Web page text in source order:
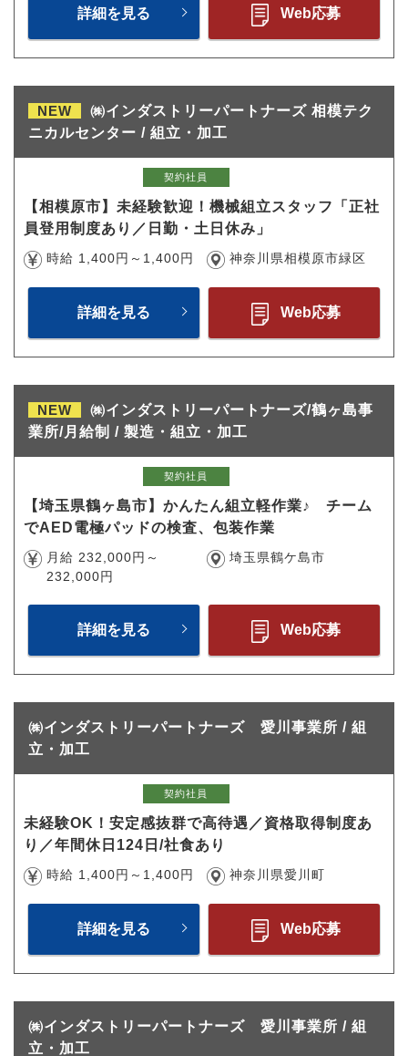
詳細を見る Web応募
NEW
㈱インダストリーパートナーズ 相模テク
ニカルセンター / 組立・加工
契約社員
【相模原市】未経験歓迎！機械組立スタッフ「正社
員登用制度あり／日勤・土日休み」
時給 1,400円～1,400円 神奈川県相模原市緑区
詳細を見る Web応募
NEW
㈱インダストリーパートナーズ/鶴ヶ島事
業所/月給制 / 製造・組立・加工
契約社員
【埼玉県鶴ヶ島市】かんたん組立軽作業♪ チーム
でAED電極パッドの検査、包装作業
月給 232,000円～
232,000円
埼玉県鶴ケ島市
詳細を見る Web応募
㈱インダストリーパートナーズ 愛川事業所 / 組
立・加工
契約社員
未経験OK！安定感抜群で高待遇／資格取得制度あ
り／年間休日124日/社食あり
時給 1,400円～1,400円 神奈川県愛川町
詳細を見る Web応募
㈱インダストリーパートナーズ 愛川事業所 / 組
立・加工